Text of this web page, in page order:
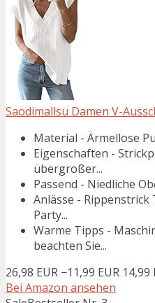
Saodimallsu Damen V-
Material - Ärmellose
Eigenschaften -
übergroßer...
Passend - Niedliche
Anlässe -
Party...
Warme Tipps -
beachten Sie...
26,98 EUR −11,99 EUR 14,99
Bei Amazon ansehen